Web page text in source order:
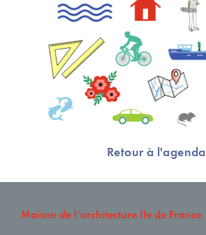
Retour à l'agenda
Maison de l’architecture Ile de France